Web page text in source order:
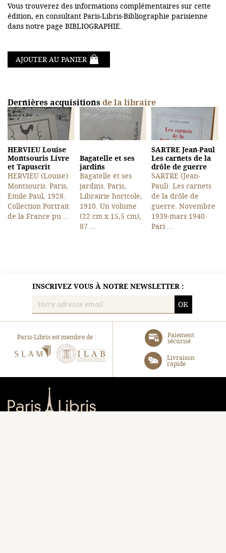
Vous trouverez des informations complémentaires sur cette
édition, en consultant Paris-Libris-Bibliographie parisienne
dans notre page BIBLIOGRAPHIE.
AJOUTER AU PANIER
Dernières acquisitionsde la libraire
HERVIEU Louise
Montsouris Livre
et Tapuscrit
HERVIEU (Louise).
Montsouris. Paris,
Emile Paul, 1928.
Collection Portrait
de la France pu ...
Bagatelle et ses
jardins
Bagatelle et ses
jardins. Paris,
Librairie hortcole,
1910. Un volume
(22 cm x 15,5 cm),
87 ...
SARTRE Jean-Paul
Les carnets de la
drôle de guerre
SARTRE (Jean-
Paul). Les carnets
de la drôle de
guerre. Novembre
1939-mars 1940.
Pari ...
INSCRIVEZ VOUS À NOTRE NEWSLETTER :
OK
Paris-Libris est membre de :
SLAM
Paiement
sécurisé
Livraison
rapide